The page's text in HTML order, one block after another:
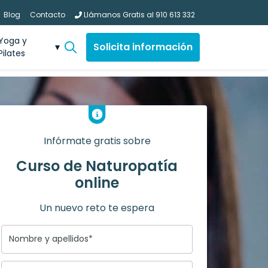
Blog Contacto Llámanos Gratis al 910 613 332
y
Solicita información
Infórmate gratis sobre
Curso de Naturopatía
online
Un nuevo reto te espera
Nombre y apellidos*